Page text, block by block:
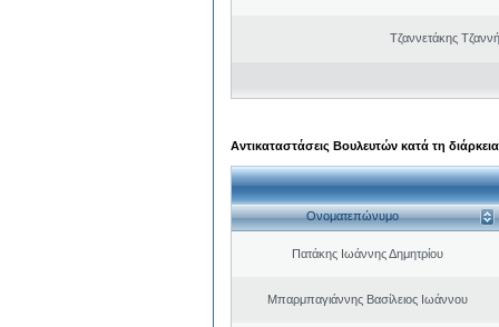
Τζαννετάκης
Αντικαταστάσεις Βουλευτών κατά τη
Ονοματεπώνυμο
Πατάκης Ιωάννης Δημητρίου
Μπαρμπαγιάννης Βασίλειος Ιωάννου